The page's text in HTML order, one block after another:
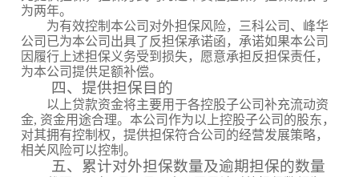
为两年。
为有效控制本公司对外担保风险，三科公司、峰华
公司已为本公司出具了反担保承诺函，承诺如果本公司
因履行上述担保义务受到损失，愿意承担反担保责任，
为本公司提供足额补偿。
四、提供担保目的
以上贷款资金将主要用于各控股子公司补充流动资
金, 资金用途合理。本公司作为以上控股子公司的股东，
对其拥有控制权，提供担保符合公司的经营发展策略，
相关风险可以控制。
五、累计对外担保数量及逾期担保的数量